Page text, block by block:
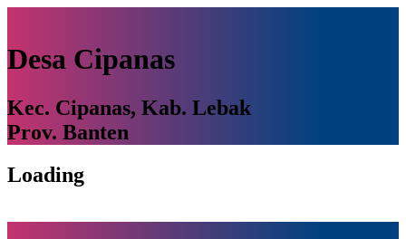
Desa Cipanas
Kec. Cipanas, Kab. Lebak
Prov. Banten
Loading